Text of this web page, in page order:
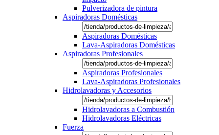
Pulverizadora de pintura
Aspiradoras Domésticas
Aspiradoras Domésticas
Lava-Aspiradoras Domésticas
Aspiradoras Profesionales
Aspiradoras Profesionales
Lava-Aspiradoras Profesionales
Hidrolavadoras y Accesorios
Hidrolavadoras a Combustión
Hidrolavadoras Eléctricas
Fuerza